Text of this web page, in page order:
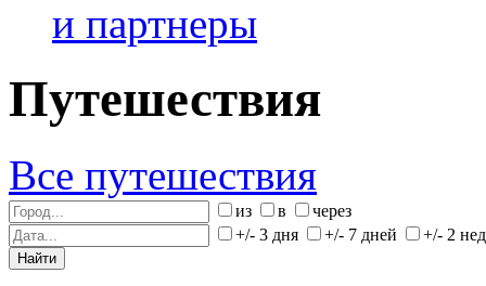
и партнеры
Путешествия
Все путешествия
из в
через
+/- 3 дня
+/- 7 дней +/- 2